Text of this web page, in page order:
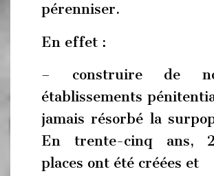
pérenniser.
En effet :
– construire de
établissements
jamais résorbé la
En trente-cinq ans,
places ont été créées et